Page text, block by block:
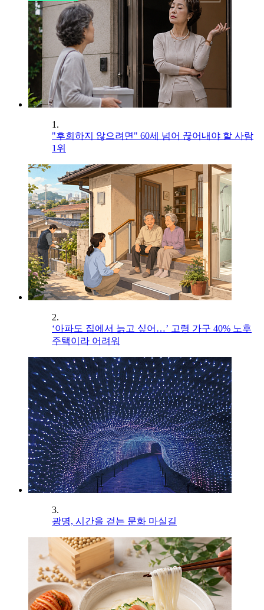
1.
"후회하지 않으려면" 60세 넘어 끊어내야 할 사람
1위
2.
‘아파도 집에서 늙고 싶어…’ 고령 가구 40% 노후
주택이라 어려워
3.
광명, 시간을 걷는 문화 마실길